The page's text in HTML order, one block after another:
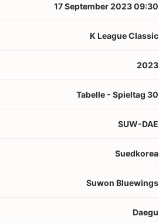
17 September 2023 09:30
K League Classic
2023
Tabelle - Spieltag 30
SUW-DAE
Suedkorea
Suwon Bluewings
Daegu